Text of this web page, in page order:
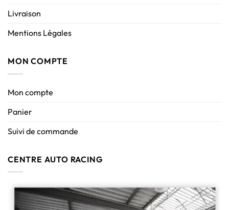
Livraison
Mentions Légales
MON COMPTE
Mon compte
Panier
Suivi de commande
CENTRE AUTO RACING